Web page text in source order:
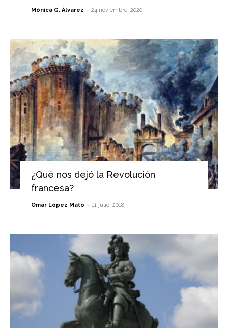
Mónica G. Álvarez - 24 noviembre, 2020
¿Qué nos dejó la Revolución
francesa?
Omar López Mato - 11 julio, 2018